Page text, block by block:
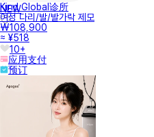
NEW
Kind Global诊所
여성 다리/발/발가락 제모
₩108,900
≈ ¥518
10+
应用支付
预订